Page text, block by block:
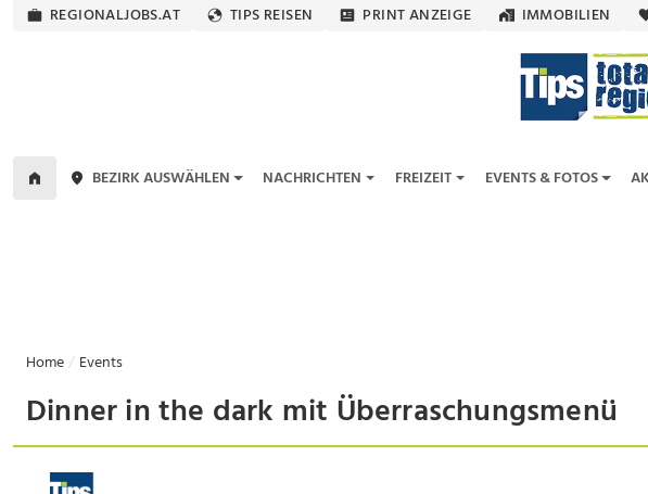
REGIONALJOBS.AT TIPS REISEN PRINT ANZEIGE IMMOBILIEN
BEZIRK AUSWÄHLEN NACHRICHTEN FREIZEIT EVENTS & FOTOS
Home Events
Dinner in the dark mit Überraschungsmenü